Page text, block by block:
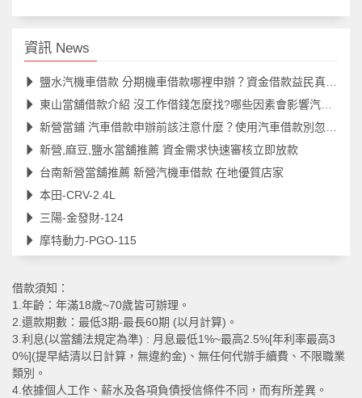
資訊 News
鹽水汽機車借款 分期機車借款哪裡申辦？資金借款益民真便利
東山當舖借款介紹 沒工作借錢怎麼找?哪些因素會影響汽機車借款額度？
新營當鋪 汽車借款申辦前該注意什麼？使用汽車借款別忽略五大重點
新營,麻豆,鹽水當舖推薦 資金需求快速審核立即放款
台南新營當舖推薦 新營汽機車借款 在地優質店家
本田-CRV-2.4L
三陽-金發財-124
摩特動力-PGO-115
借款須知：
1.年齡：年滿18歲~70歲皆可辦理。
2.還款期數：最低3期-最長60期 (以月計算)。
3.利息(以當舖法規定為準) : 月息最低1%~最高2.5%[年利率最高3
0%](提早結清以日計算，無違約金)、無任何代辦手續費、不限職業
類別。
4.依據個人工作、薪水及各項負債授信條件不同，而有所差異。